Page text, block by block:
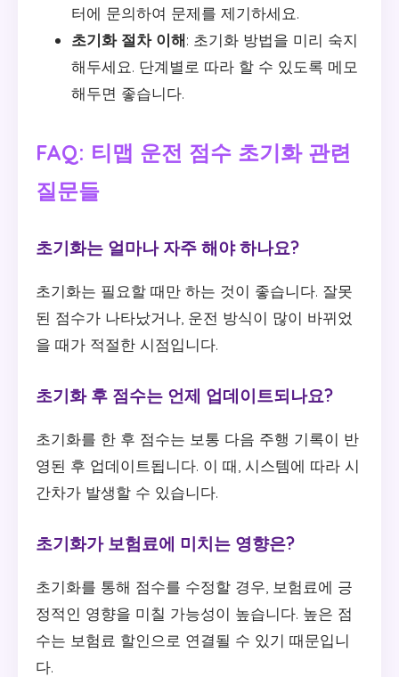
터에 문의하여 문제를 제기하세요.
초기화 절차 이해: 초기화 방법을 미리 숙지
해두세요. 단계별로 따라 할 수 있도록 메모
해두면 좋습니다.
FAQ: 티맵 운전 점수 초기화 관련
질문들
초기화는 얼마나 자주 해야 하나요?
초기화는 필요할 때만 하는 것이 좋습니다. 잘못
된 점수가 나타났거나, 운전 방식이 많이 바뀌었
을 때가 적절한 시점입니다.
초기화 후 점수는 언제 업데이트되나요?
초기화를 한 후 점수는 보통 다음 주행 기록이 반
영된 후 업데이트됩니다. 이 때, 시스템에 따라 시
간차가 발생할 수 있습니다.
초기화가 보험료에 미치는 영향은?
초기화를 통해 점수를 수정할 경우, 보험료에 긍
정적인 영향을 미칠 가능성이 높습니다. 높은 점
수는 보험료 할인으로 연결될 수 있기 때문입니
다.